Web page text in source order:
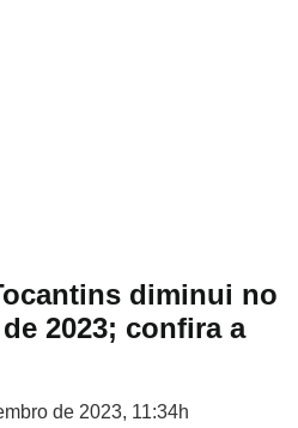
diminui no
2023; confira a
de 2023, 11:34h